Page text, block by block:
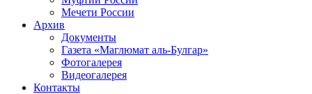
Мечети России
Архив
Документы
Газета «Маглюмат аль-Булгар»
Фотогалерея
Видеогалерея
Контакты